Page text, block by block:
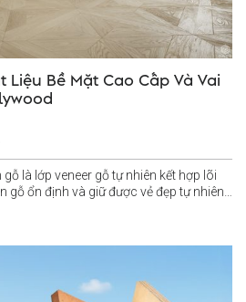
Liệu Bề Mặt Cao Cấp Và Vai
là lớp veneer gỗ tự nhiên kết hợp lõi
gỗ ổn định và giữ được vẻ đẹp tự nhiên